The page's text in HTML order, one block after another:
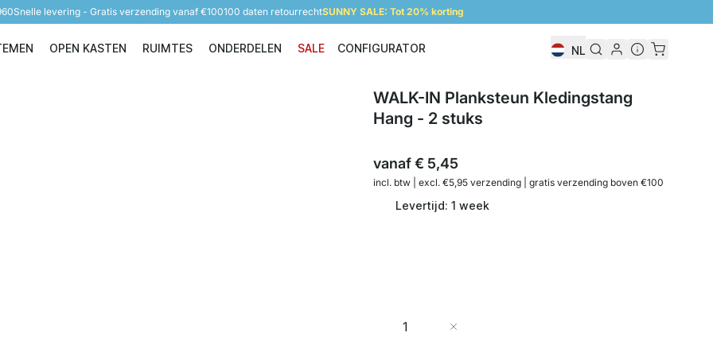
Snelle levering - Gratis verzending vanaf €100100 daten retourrechtSUNNY SALE: Tot 20% korting
Opbergsystemen
OPEN KASTEN
Open Kasten
RUIMTES
Ruimtes
ONDERDELEN
Onderdelen
SALE CONFIGURATOR NL
WALK-IN Planksteun Kledingstang
Hang - 2 stuks
vanaf€ 5,45
incl. btw | excl. €5,95 verzending | gratis verzending boven €100
Levertijd: 1 week
Aantal